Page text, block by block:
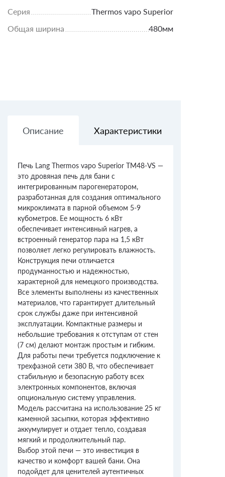
Серия
Thermos vapo Superior
Общая ширина
480мм
Описание Характеристики
Печь Lang Thermos vapo Superior TM48-VS —
это дровяная печь для бани с
интегрированным парогенератором,
разработанная для создания оптимального
микроклимата в парной объемом 5-9
кубометров. Ее мощность 6 кВт
обеспечивает интенсивный нагрев, а
встроенный генератор пара на 1,5 кВт
позволяет легко регулировать влажность.
Конструкция печи отличается
продуманностью и надежностью,
характерной для немецкого производства.
Все элементы выполнены из качественных
материалов, что гарантирует длительный
срок службы даже при интенсивной
эксплуатации. Компактные размеры и
небольшие требования к отступам от стен
(7 см) делают монтаж простым и гибким.
Для работы печи требуется подключение к
трехфазной сети 380 В, что обеспечивает
стабильную и безопасную работу всех
электронных компонентов, включая
опциональную систему управления.
Модель рассчитана на использование 25 кг
каменной засыпки, которая эффективно
аккумулирует и отдает тепло, создавая
мягкий и продолжительный пар.
Выбор этой печи — это инвестиция в
качество и комфорт вашей бани. Она
подойдет для ценителей аутентичных